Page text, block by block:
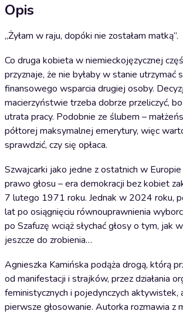
Opis
„Żyłam w raju, dopóki nie zostałam matką”.
Co druga kobieta w niemieckojęzycznej
przyznaje, że nie byłaby w stanie utrzymać
finansowego wsparcia drugiej osoby.
macierzyństwie trzeba dobrze przeliczyć,
utrata pracy. Podobnie ze ślubem –
półtorej maksymalnej emerytury, więc
sprawdzić, czy się opłaca.
Szwajcarki jako jedne z ostatnich w
prawo głosu – era demokracji bez kobiet
7 lutego 1971 roku. Jednak w 2024 roku,
lat po osiągnięciu równouprawnienia
po Szafuzę wciąż słychać głosy o tym, jak
jeszcze do zrobienia…
Agnieszka Kamińska podąża drogą, którą
od manifestacji i strajków, przez działania
feministycznych i pojedynczych aktywistek,
pierwsze głosowanie. Autorka rozmawia z